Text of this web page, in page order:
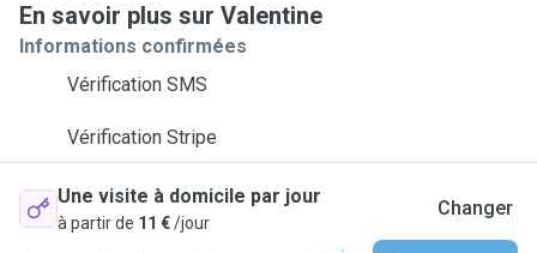
En savoir plus sur Valentine
Informations confirmées
Vérification SMS
Vérification Stripe
Une visite à domicile par jour
à partir de 11 €/jour
Changer